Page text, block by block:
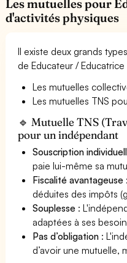
Les mutuelles pour
d'activités physiques
Il existe deux grands
de Educateur /
Les mutuelles
Les mutuelles TNS
🔹 Mutuelle TNS
pour un indépendant
Souscription
paie lui-même sa
Fiscalité avantageuse
déduites des impôts
Souplesse :
adaptées à ses
Pas d’obligation :
d’avoir une mutuelle,